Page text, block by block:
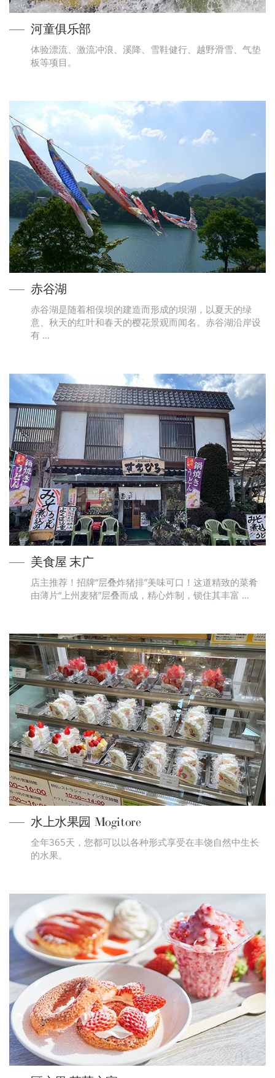
河童俱乐部
体验漂流、激流冲浪、溪降、雪鞋健行、越野滑雪、气垫
板等项目。
赤谷湖
赤谷湖是随着相俣坝的建造而形成的坝湖，以夏天的绿
意、秋天的红叶和春天的樱花景观而闻名。赤谷湖沿岸设
有 …
美食屋 末广
店主推荐！招牌“层叠炸猪排”美味可口！这道精致的菜肴
由薄片“上州麦猪”层叠而成，精心炸制，锁住其丰富 …
水上水果园 Mogitore
全年365天，您都可以以各种形式享受在丰饶自然中生长
的水果。